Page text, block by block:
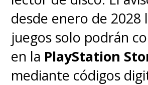
desde enero de 2028
juegos solo podrán
en la PlayStation
mediante códigos